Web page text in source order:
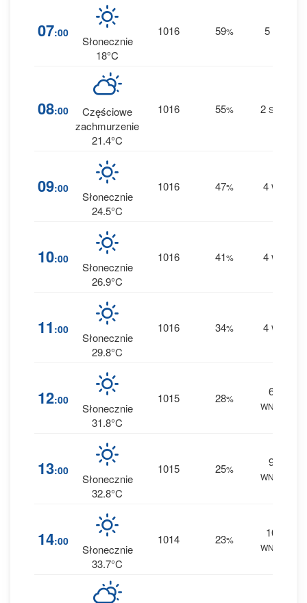
07:00
Słonecznie
18°C
1016 59% 5
08:00
Częściowe
zachmurzenie
21.4°C
1016 55% 2 SW
09:00
Słonecznie
24.5°C
1016 47% 4 W
10:00
Słonecznie
26.9°C
1016 41% 4 W
11 :00
Słonecznie
29.8°C
1016 34% 4 W
12:00
Słonecznie
31.8°C
1015 28%
6
WNW
13:00
Słonecznie
32.8°C
1015 25%
9
WNW
14:00
Słonecznie
33.7°C
1014 23%
10
WNW